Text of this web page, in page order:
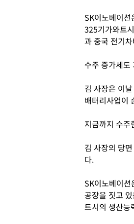
SK이노베이
325기가와트
과 중국 전기
수주 증가세도
김 사장은 이
배터리사업이
지금까지 수
김 사장의 당
다.
SK이노베이
공장을 짓고
트시의 생산능